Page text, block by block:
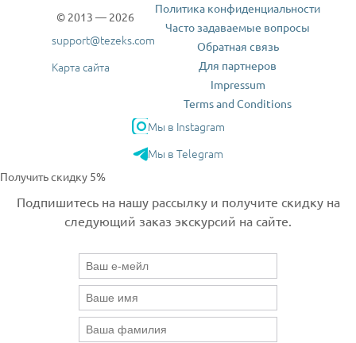
© 2013 — 2026
support@tezeks.com
Карта сайта
Политика конфиденциальности
Часто задаваемые вопросы
Обратная связь
Для партнеров
Impressum
Terms and Conditions
Мы в Instagram
Мы в Telegram
Получить скидку 5%
Подпишитесь на нашу рассылку и получите скидку на
следующий заказ экскурсий на сайте.